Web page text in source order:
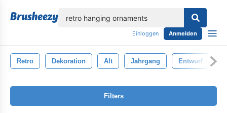
Einloggen Anmelden
Retro Dekoration Alt Jahrgang Entwurf
Filters